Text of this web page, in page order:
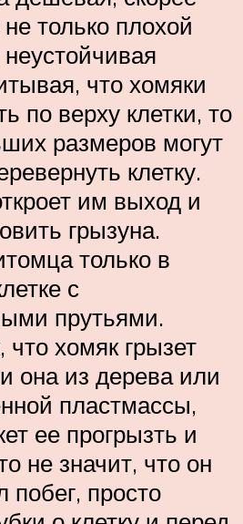
только плохой
что хомяки
по верху клетки, то
размеров могут
клетку.
им выход и
грызуна.
только в
с
прутьями.
что хомяк грызет
она из дерева или
пластмассы,
ее прогрызть и
не значит, что он
побег, просто